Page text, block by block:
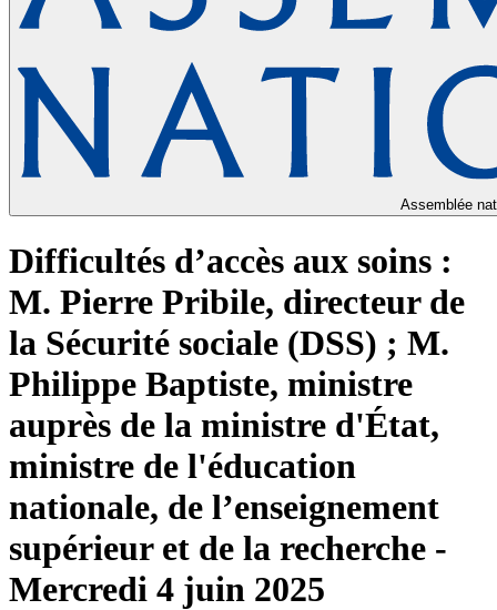
Assemblée
Difficultés d’accès aux soins :
M. Pierre Pribile, directeur de
la Sécurité sociale (DSS) ; M.
Philippe Baptiste, ministre
auprès de la ministre d'État,
ministre de l'éducation
nationale, de l’enseignement
supérieur et de la recherche -
Mercredi 4 juin 2025